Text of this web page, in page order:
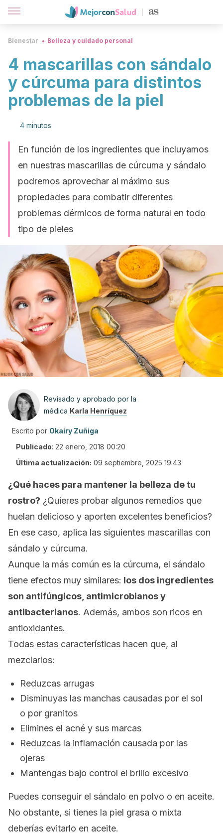
Bienestar Belleza y cuidado personal
4 mascarillas con sándalo
y cúrcuma para distintos
problemas de la piel
4 minutos
En función de los ingredientes que incluyamos
en nuestras mascarillas de cúrcuma y sándalo
podremos aprovechar al máximo sus
propiedades para combatir diferentes
problemas dérmicos de forma natural en todo
tipo de pieles
Revisado y aprobado por la
médica Karla Henríquez
Escrito por Okairy Zuñiga
Publicado: 22 enero, 2018 00:20
Última actualización: 09 septiembre, 2025 19:43
¿Qué haces para mantener la belleza de tu
rostro? ¿Quieres probar algunos remedios que
huelan delicioso y aporten excelentes beneficios?
En ese caso, aplica las siguientes mascarillas con
sándalo y cúrcuma.
Aunque la más común es la cúrcuma, el sándalo
tiene efectos muy similares: los dos ingredientes
son antifúngicos, antimicrobianos y
antibacterianos. Además, ambos son ricos en
antioxidantes.
Todas estas características hacen que, al
mezclarlos:
Reduzcas arrugas
Disminuyas las manchas causadas por el sol
o por granitos
Elimines el acné y sus marcas
Reduzcas la inflamación causada por las
ojeras
Mantengas bajo control el brillo excesivo
Puedes conseguir el sándalo en polvo o en aceite.
No obstante, si tienes la piel grasa o mixta
deberías evitarlo en aceite.